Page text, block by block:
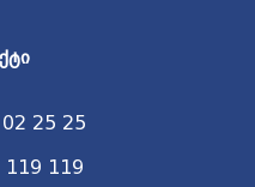
25 25
119